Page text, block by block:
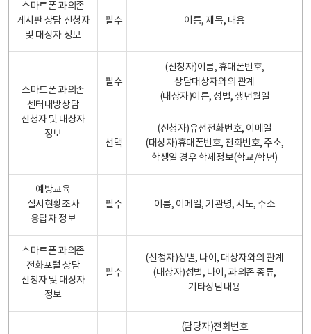
스마트폰 과의존
게시판 상담 신청자
및 대상자 정보
필수 이름, 제목, 내용
스마트폰 과의존
센터내방상담
신청자 및 대상자
정보
필수
(신청자)이름, 휴대폰번호,
상담대상자와의 관계
(대상자)이른, 성별, 생년월일
선택
(신청자)유선전화번호, 이메일
(대상자)휴대폰번호, 전화번호, 주소,
학생일 경우 학제정보(학교/학년)
예방교육
실시현황조사
응답자 정보
필수 이름, 이메일, 기관명, 시도, 주소
스마트폰 과의존
전화포털 상담
신청자 및 대상자
정보
필수
(신청자)성별, 나이, 대상자와의 관계
(대상자)성별, 나이, 과의존 종류,
기타상담내용
(담당자)전화번호